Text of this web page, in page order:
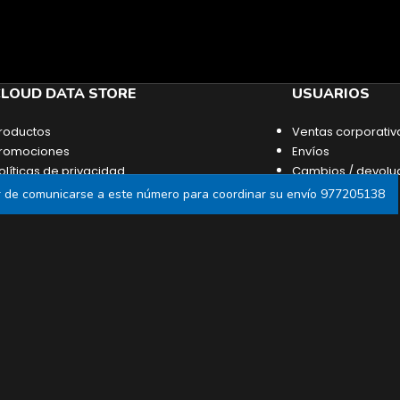
comunicarse a este número para coordinar su envío 977205138
DATA STORE
de privacidad
y condiciones
USUARIOS
Ventas
Envíos
Cambios /